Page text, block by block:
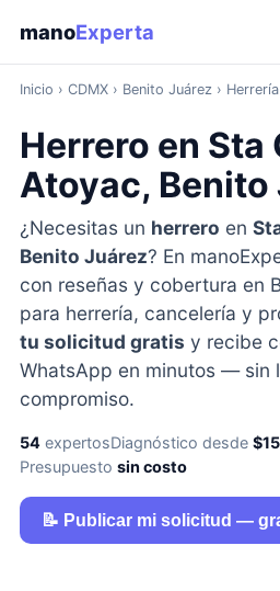
manoExperta
Inicio › CDMX› Benito Juárez › Herrería
Herrero en Sta
Atoyac, Benito
¿Necesitas un herrero en
Benito Juárez? En
con reseñas y cobertura en
para herrería, cancelería y
tu solicitud gratis y recibe
WhatsApp en minutos — sin
compromiso.
54expertosDiagnóstico desde
Presupuesto sin costo
📝 Publicar mi solicitud —